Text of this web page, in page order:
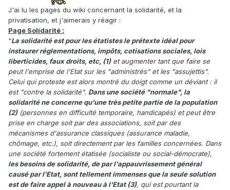
J'ai lu les pages du wiki concernant la solidarité, et la
privatisation, et j'aimerais y réagir :
Page Solidarité :
"La solidarité est pour les étatistes le prétexte idéal pour
instaurer réglementations, impôts, cotisations sociales, lois
liberticides, faux droits, etc, (1)et augmenter tant que faire se
peut l'emprise de l'Etat sur les "administrés" et les "assujettis".
Celui qui proteste est alors montré du doigt comme un déviant : il
est "contre la solidarité". Dans une société "normale", la
solidarité ne concerne qu'une très petite partie de la population
(2)(personnes en difficulté temporaire, handicapés) et peut être
prise en charge soit par des associations, soit par des
mécanismes d'assurance classiques (assurance maladie,
chômage, etc.), soit directement par les familles concernées. Dans
une société fortement étatisée (socialiste ou social-démocrate),
les besoins de solidarité, de par l'appauvrissement général
causé par l'Etat, sont tellement immenses que la seule solution
est de faire appel à nouveau à l'Etat (3), qui est pourtant la